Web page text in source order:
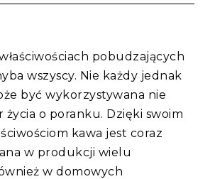
pobudzających
wszyscy. Nie każdy jednak
być wykorzystywana nie
życia o poranku. Dzięki swoim
kawa jest coraz
w produkcji wielu
w domowych